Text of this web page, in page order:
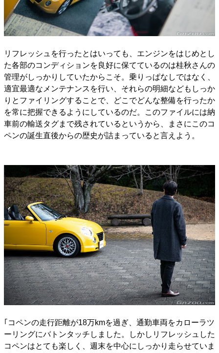
リフレッシュを行ったとはいっても、エンジンをはじめとし
た各部のコンディションを良好に保てているのは桂秋さんの
管理がしっかりしていたからこそ。乗りっぱなしではなく、
適宜最適なメンテナンスを行い、それらの明細などもしっか
りとファイリングすることで、どこでどんな整備を行ったか
を常に把握できるようにしているのだ。このファイルには納
車前の輸送タグまで残されているというから、まさにこのコ
ペンの誕生直後からの歴史が詰まっていると言えよう。
｢コペンの走行距離が18万kmを過ぎ、通勤車両をカローラツ
ーリングにバトンタッチしました。しかしリフレッシュした
コペンはとても楽しく、週末を中心にしっかり走らせていま